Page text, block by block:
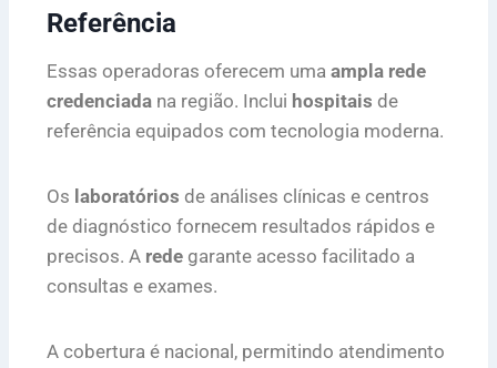
Referência
Essas operadoras oferecem uma ampla rede
credenciada na região. Inclui hospitais de
referência equipados com tecnologia moderna.
Os laboratórios de análises clínicas e centros
de diagnóstico fornecem resultados rápidos e
precisos. A rede garante acesso facilitado a
consultas e exames.
A cobertura é nacional, permitindo atendimento